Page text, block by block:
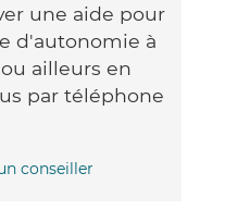
une aide pour
d'autonomie à
ailleurs en
par téléphone
conseiller